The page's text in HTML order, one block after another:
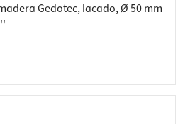
Gedotec, lacado, Ø 50 mm